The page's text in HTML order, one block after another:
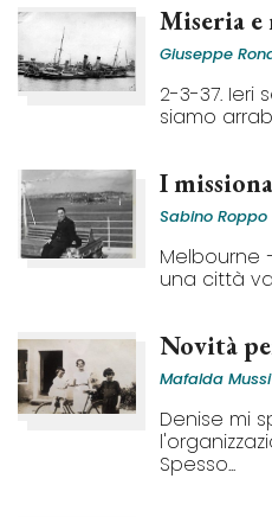
Miseria e
Giuseppe
2-3-37. Ieri
siamo
I
Sabino Roppo
Melbourne
una città
Novità
Mafalda Mussi
Denise mi
Spesso...